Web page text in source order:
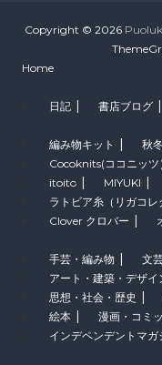
Copyright © 2026
Home
日記
書店ブログ
編み物キット
秋
Cocoknits(ココニッツ
itoito
MIYUKI
ラトビア糸（リガコレ
Clover クロバー
手芸・編み物
文
アート・建築・デザイ
思想・社会・歴史
絵本
漫画・コミ
インデペンデントマガ